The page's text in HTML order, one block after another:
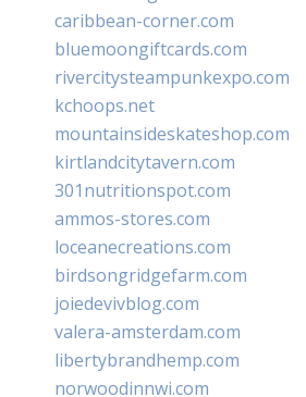
caribbean-corner.com
bluemoongiftcards.com
rivercitysteampunkexpo.com
kchoops.net
mountainsideskateshop.com
kirtlandcitytavern.com
301nutritionspot.com
ammos-stores.com
loceanecreations.com
birdsongridgefarm.com
joiedevivblog.com
valera-amsterdam.com
libertybrandhemp.com
norwoodinnwi.com